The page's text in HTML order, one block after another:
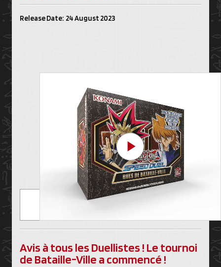
Play Video
Release Date: 24 August 2023
Avis à tous les Duellistes ! Le tournoi
de Bataille-Ville a commencé !